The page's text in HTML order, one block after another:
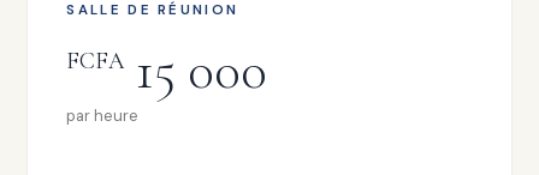
SALLE DE RÉUNION
FCFA15 000
par heure